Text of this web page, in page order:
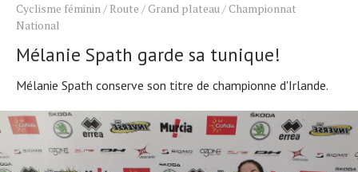
Cyclisme féminin/ Route / Grand plateau/ Championnat
National
Mélanie Spath garde sa tunique!
Mélanie Spath conserve son titre de championne d'Irlande.